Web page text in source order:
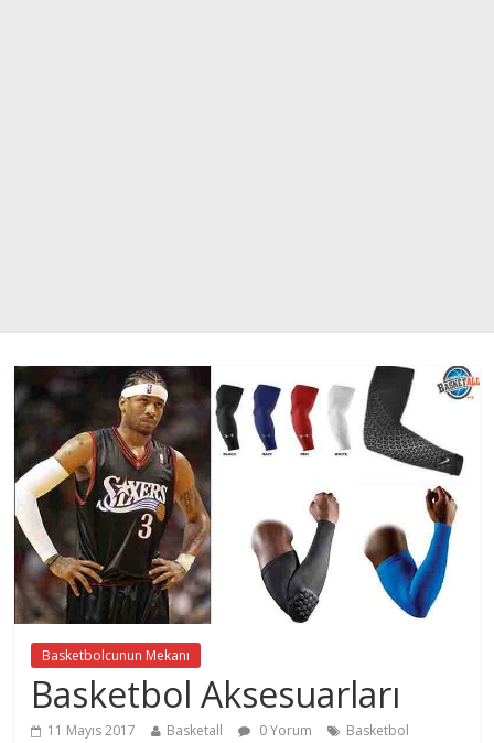
Basketbolcunun Mekanı
Basketbol Aksesuarları
11 Mayıs 2017 Basketall 0 Yorum
Basketbol